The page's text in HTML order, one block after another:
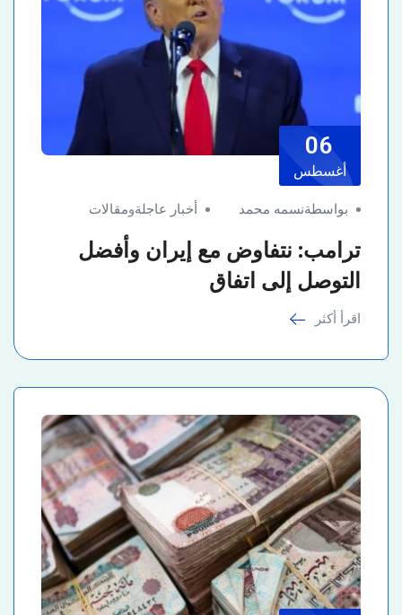
06
أغسطس
بواسطةنسمه محمد أخبار عاجلةومقالات
ترامب: نتفاوض مع إيران وأفضل
التوصل إلى اتفاق
اقرأ أكثر